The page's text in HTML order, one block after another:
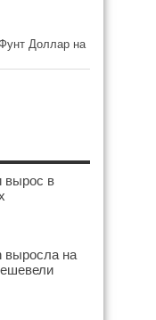
Доллар на
вырос в
выросла на